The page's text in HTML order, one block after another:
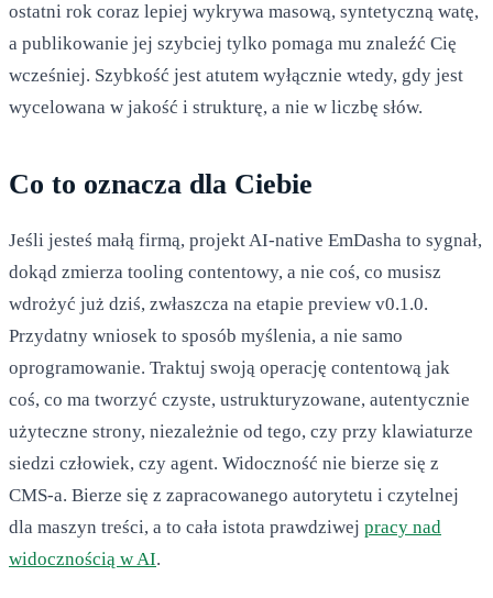
ostatni rok coraz lepiej wykrywa masową, syntetyczną watę,
a publikowanie jej szybciej tylko pomaga mu znaleźć Cię
wcześniej. Szybkość jest atutem wyłącznie wtedy, gdy jest
wycelowana w jakość i strukturę, a nie w liczbę słów.
Co to oznacza dla Ciebie
Jeśli jesteś małą firmą, projekt AI-native EmDasha to sygnał,
dokąd zmierza tooling contentowy, a nie coś, co musisz
wdrożyć już dziś, zwłaszcza na etapie preview v0.1.0.
Przydatny wniosek to sposób myślenia, a nie samo
oprogramowanie. Traktuj swoją operację contentową jak
coś, co ma tworzyć czyste, ustrukturyzowane, autentycznie
użyteczne strony, niezależnie od tego, czy przy klawiaturze
siedzi człowiek, czy agent. Widoczność nie bierze się z
CMS-a. Bierze się z zapracowanego autorytetu i czytelnej
dla maszyn treści, a to cała istota prawdziwej pracy nad
widocznością w AI.